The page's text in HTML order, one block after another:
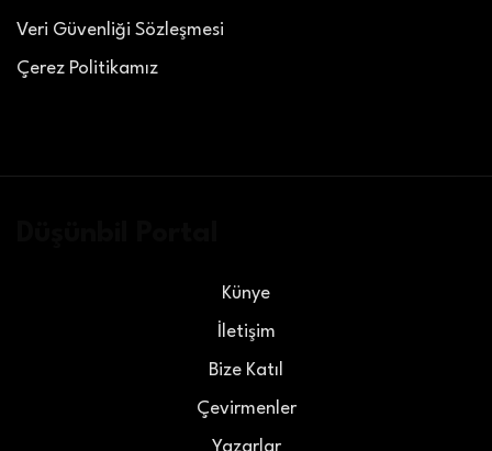
Veri Güvenliği Sözleşmesi
Çerez Politikamız
Künye
İletişim
Bize Katıl
Çevirmenler